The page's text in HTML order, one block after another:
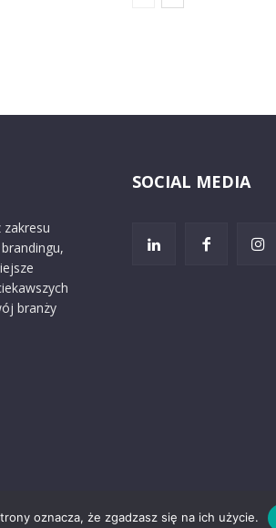
branży
SOCIAL MEDIA
oznacza, że zgadzasz się na ich użycie.